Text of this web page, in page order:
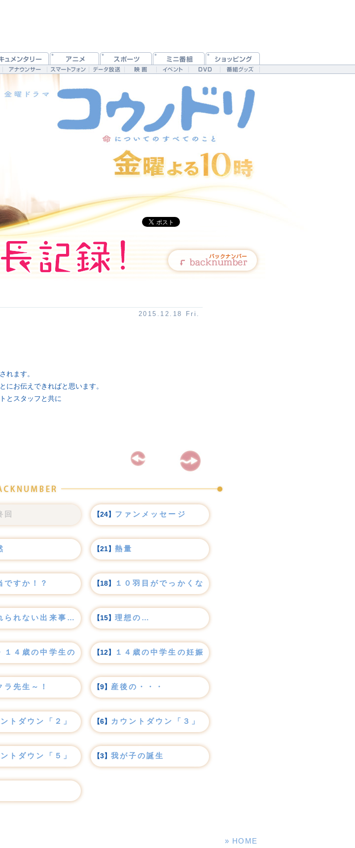
2015.12.18 Fri.
れます。
にお伝えできればと思います。
とスタッフと共に
回 【24】 ファンメッセージ
【21】 熱量
ですか！？ 【18】 １０羽目がでっかくなった…
られない出来事… 【15】 理想の…
１４歳の中学生の妊娠 【12】 １４歳の中学生の妊娠
ラ先生～！ 【9】 産後の・・・
トダウン「２」 【6】 カウントダウン「３」
トダウン「５」 【3】 我が子の誕生
» HOME